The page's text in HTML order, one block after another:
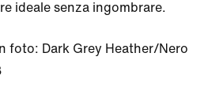
ideale senza ingombrare.
foto: Dark Grey Heather/Nero